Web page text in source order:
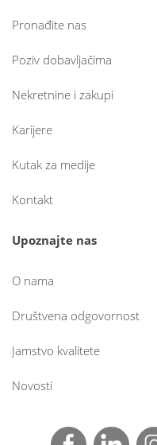
Pronađite nas
Poziv dobavljačima
Nekretnine i zakupi
Karijere
Kutak za medije
Kontakt
Upoznajte nas
O nama
Društvena odgovornost
Jamstvo kvalitete
Novosti